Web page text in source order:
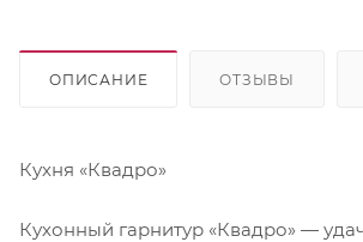
ОПИСАНИЕ ОТЗЫВЫ
Кухня «Квадро»
Кухонный гарнитур «Квадро» —